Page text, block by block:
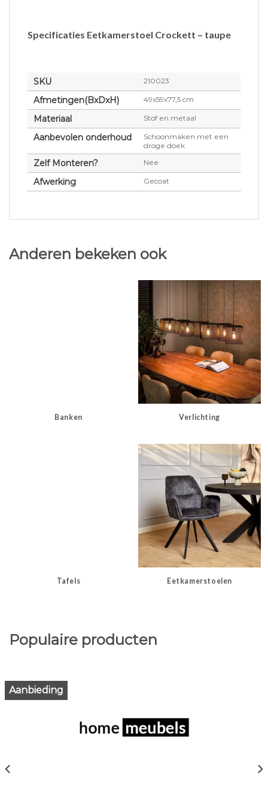
Specificaties Eetkamerstoel Crockett – taupe
SKU 210023
Afmetingen(BxDxH) 49x59x77,5 cm
Materiaal Stof en metaal
Aanbevolen onderhoud
Schoonmaken met een
droge doek
Zelf Monteren? Nee
Afwerking Gecoat
Anderen bekeken ook
Banken Verlichting
Tafels Eetkamerstoelen
Populaire producten
Aanbieding